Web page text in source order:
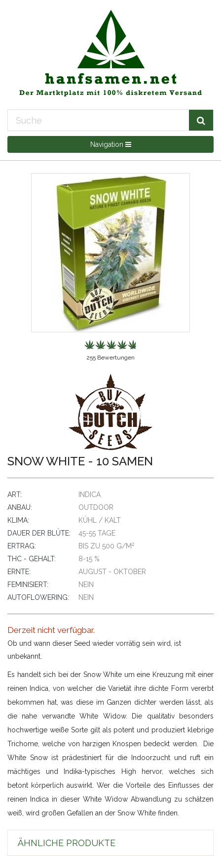
Navigation
255 Bewertungen
SNOW WHITE - 10 SAMEN
ART:
INDICA
ANBAU:
OUTDOOR
KLIMA:
KÜHL / KALT
DAUER DER BLÜTE:
45-55 TAGE
ERTRAG:
BIS ZU 500 G/M2
THC - GEHALT:
8-15 %
ERNTE:
AUGUST - OKTOBER
FEMINISIERT:
NEIN
AUTOFLOWERING:
NEIN
Derzeit nicht verfügbar.
Ob und wann dieser Seed wieder vorrätig sein wird, ist
unbekannt.
Es handelt sich bei der Snow White um eine Kreuzung mit einer
reinen Indica, von welcher die Varietät ihre dichte Form vererbt
bekommen hat, was diese im Ganzen dichter werden lässt, als
die nahe verwandte White Widow. Die qualitativ besonders
hochwertige weiße Sorte gilt als potent und produziert klebrige
Trichome, welche von harzigen Knospen bedeckt werden. Die
White Snow ist prädestiniert für die Indoorzucht und ruft ein
mächtiges und Indika-typisches High hervor, welches sich
betont körperlich auswirkt. Wer die Vorteile des Einflusses der
reinen Indica in dieser White Widow Abwandlung zu schätzen
weiß, wird großen Gefallen an der Snow White finden.
ÄHNLICHE PRODUKTE